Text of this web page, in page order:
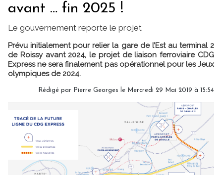
avant … fin 2025 !
Le gouvernement reporte le projet
Prévu initialement pour relier la gare de l’Est au terminal 2
de Roissy avant 2024, le projet de liaison ferroviaire CDG
Express ne sera finalement pas opérationnel pour les Jeux
olympiques de 2024.
Rédigé par Pierre Georges le Mercredi 29 Mai 2019 à 15:54